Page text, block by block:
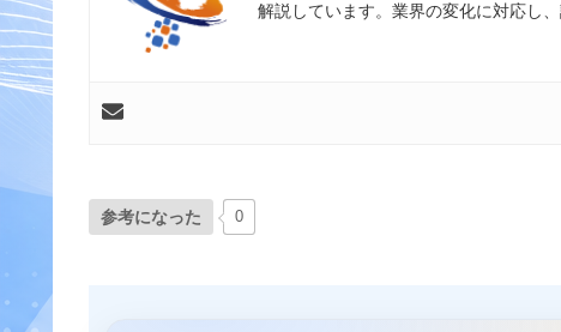
解説しています。業界の変化に対応し
参考になった 0